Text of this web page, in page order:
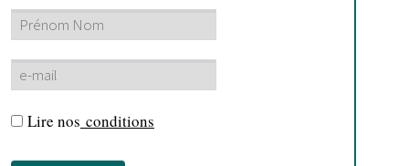
Lire nos conditions